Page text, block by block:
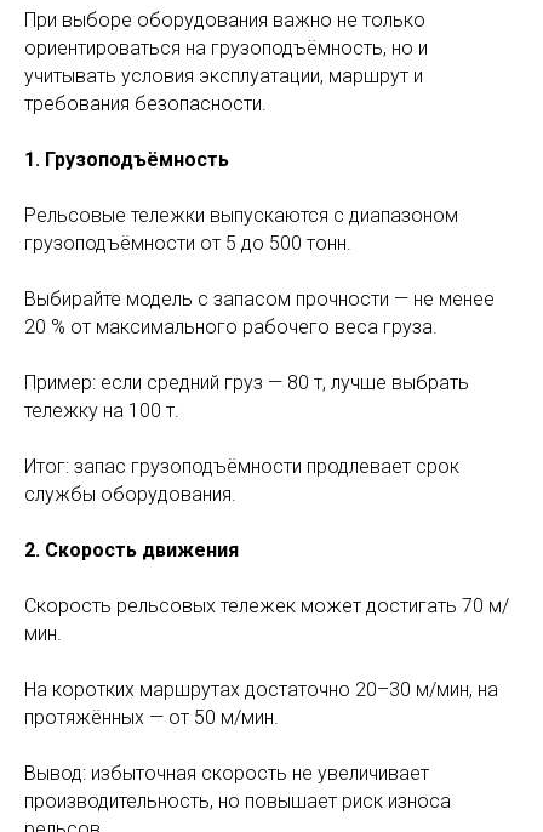
При выборе оборудования важно не только
ориентироваться на грузоподъёмность, но и
учитывать условия эксплуатации, маршрут и
требования безопасности.
1. Грузоподъёмность
Рельсовые тележки выпускаются с диапазоном
грузоподъёмности от 5 до 500 тонн.
Выбирайте модель с запасом прочности — не менее
20 % от максимального рабочего веса груза.
Пример: если средний груз — 80 т, лучше выбрать
тележку на 100 т.
Итог: запас грузоподъёмности продлевает срок
службы оборудования.
2. Скорость движения
Скорость рельсовых тележек может достигать 70 м/
мин.
На коротких маршрутах достаточно 20–30 м/мин, на
протяжённых — от 50 м/мин.
Вывод: избыточная скорость не увеличивает
производительность, но повышает риск износа